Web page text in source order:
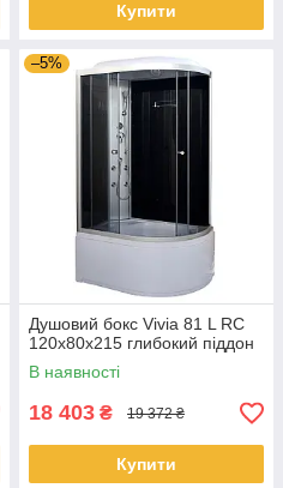
Купити
–5%
Душовий бокс Vivia 81 L RC
120x80x215 глибокий піддон
В наявності
18 403 ₴ 19 372 ₴
Купити